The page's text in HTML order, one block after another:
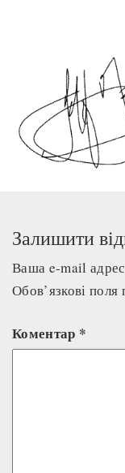
Залишити
Ваша e-mail
Обов’язкові поля
Коментар *